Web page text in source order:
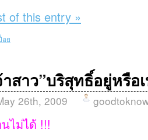
of this entry »
อย
สาว”บริสุทธิ์อยู่หรือ
26th, 2009
ไม่ได้ !!!